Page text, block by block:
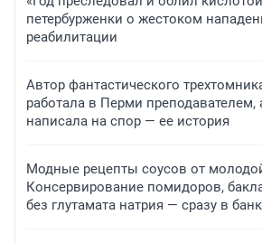
петербурженки о жестоком
реабилитации
Автор фантастического
работала в Перми преподавателем,
написала на спор — ее история
Модные рецепты соусов от
Консервирование помидоров,
без глутамата натрия — сразу в